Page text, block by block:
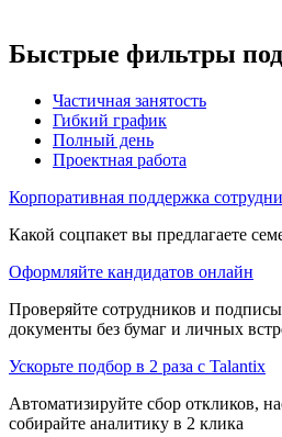
Быстрые фильтры
Частичная занятость
Гибкий график
Полный день
Проектная работа
Корпоративная поддержка
Какой соцпакет вы предлагаете
Оформляйте кандидатов онлайн
Проверяйте сотрудников и
документы без бумаг и личных
Ускорьте подбор в 2 раза с Talantix
Автоматизируйте сбор откликов,
собирайте аналитику в 2 клика